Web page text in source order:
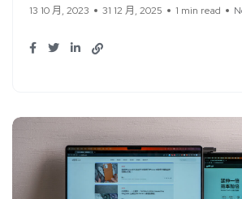
13 10 月, 2023 31 12 月, 2025 1 min read